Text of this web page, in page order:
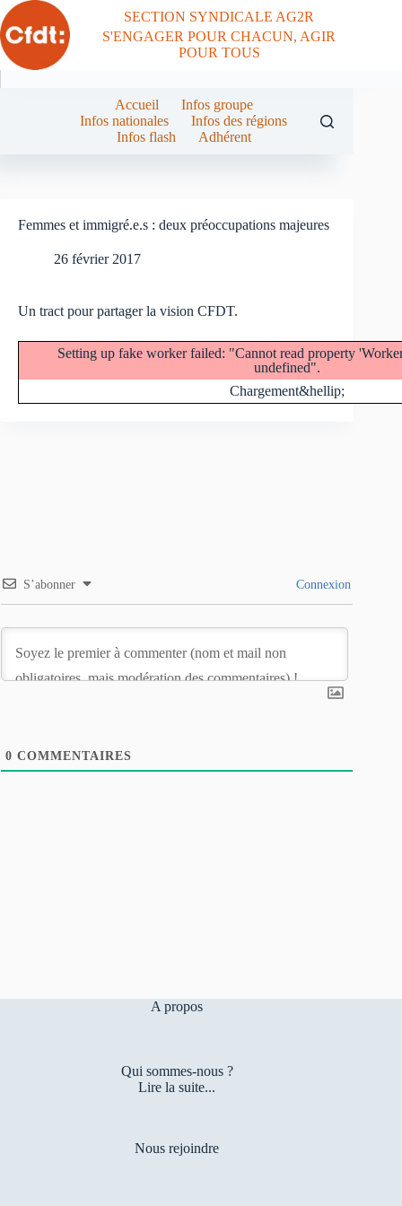
Passer
au
contenu
SECTION SYNDICALE AG2R
S'ENGAGER POUR CHACUN, AGIR
POUR TOUS
Accueil
Infos groupe
Infos nationales
Infos des régions
Infos flash
Adhérent
Femmes et immigré.e.s : deux préoccupations majeures
26 février 2017
Un tract pour partager la vision CFDT.
Setting up fake worker failed: "Cannot read property
undefined".
Chargement&hellip;
S’abonner Connexion
0 COMMENTAIRES
A propos
Qui sommes-nous ?
Lire la suite...
Nous rejoindre